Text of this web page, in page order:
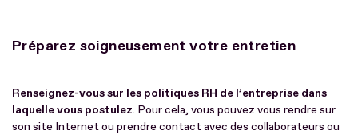
Préparez soigneusement votre entretien
Renseignez-vous sur les politiques RH de l’entreprise dans
laquelle vous postulez. Pour cela, vous pouvez vous rendre sur
son site Internet ou prendre contact avec des collaborateurs ou